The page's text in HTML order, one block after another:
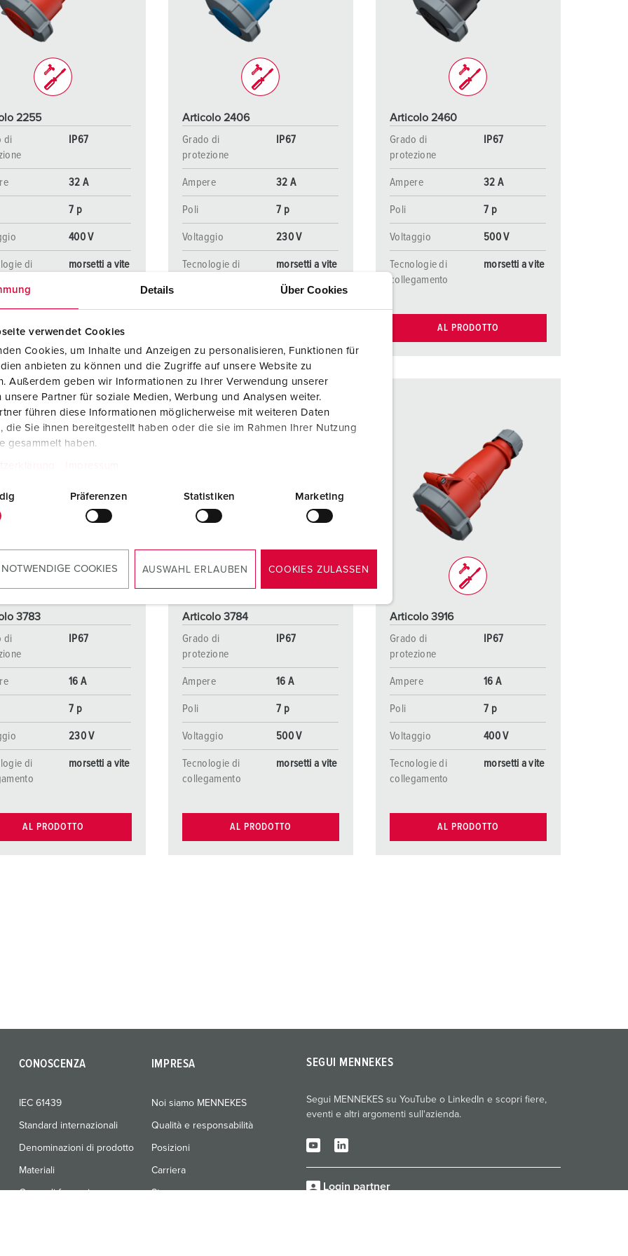
Details Über Cookies
verwendet Cookies
Cookies, um Inhalte und Anzeigen zu personalisieren, Funktionen für
anbieten zu können und die Zugriffe auf unsere Website zu
Außerdem geben wir Informationen zu Ihrer Verwendung unserer
unsere Partner für soziale Medien, Werbung und Analysen weiter.
führen diese Informationen möglicherweise mit weiteren Daten
die Sie ihnen bereitgestellt haben oder die sie im Rahmen Ihrer Nutzung
gesammelt haben.
Präferenzen Statistiken Marketing
COOKIES AUSWAHL ERLAUBEN COOKIES ZULASSEN
Tecnologia dati / rete
Esecuzioni speciali
Prodotti complementari
Vigili del fuoco e protezione civile
Strumetazione tecnica per eventi
2255
di
IP67
32 A
7 p
400 V
di
morsetti a vite
AL PRODOTTO
Articolo 2406
Grado di
protezione
IP67
Ampere 32 A
Poli 7 p
Voltaggio 230 V
Tecnologie di
morsetti a vite
Articolo 2460
Grado di
protezione
IP67
Ampere 32 A
Poli 7 p
Voltaggio 500 V
Tecnologie di
collegamento
morsetti a vite
AL PRODOTTO
3783
di
IP67
16 A
7 p
230 V
di
morsetti a vite
AL PRODOTTO
Articolo 3784
Grado di
protezione
IP67
Ampere 16 A
Poli 7 p
Voltaggio 500 V
Tecnologie di
collegamento
morsetti a vite
AL PRODOTTO
Articolo 3916
Grado di
protezione
IP67
Ampere 16 A
Poli 7 p
Voltaggio 400 V
Tecnologie di
collegamento
morsetti a vite
AL PRODOTTO
CONOSCENZA
IEC 61439
Standard internazionali
Denominazioni di prodotto
Materiali
Corso di formazione
IMPRESA
Noi siamo MENNEKES
Qualità e responsabilità
Posizioni
Carriera
Stampa
SEGUI MENNEKES
Segui MENNEKES su YouTube o LinkedIn e scopri fiere,
eventi e altri argomenti sull'azienda.
Login partner